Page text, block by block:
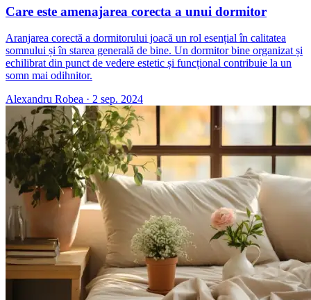
Care este amenajarea corecta a unui dormitor
Aranjarea corectă a dormitorului joacă un rol esențial în calitatea
somnului și în starea generală de bine. Un dormitor bine organizat și
echilibrat din punct de vedere estetic și funcțional contribuie la un
somn mai odihnitor.
Alexandru Robea · 2 sep. 2024